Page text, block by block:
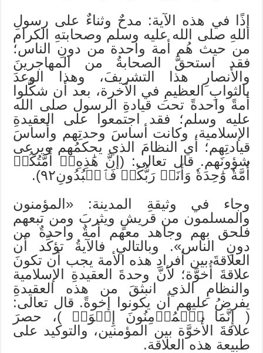
إذًا في هذه الآية: مدحٌ وثناءٌ على رسولِ
اللهِ صلى الله عليه وسلم وصحابتهِ الكرام
من حيث هُم أمة واحدة من دونِ الناس؛
فقد استحقَّ الصحابةُ من المهاجرينَ
والأنصارِ هذا التشريفَ، وهذا الوعدَ
بالثوابِ العظيمِ في الآخرة، بعد أن شكَّلوا
أمةً واحدةً تحت قيادةِ الرسول صلى الله
عليه وسلم؛ فقد اجتمعوا على العقيدةِ
الإسلامية، وكانت أساسَ وحدتِهم وأساسَ
قيادتِهم؛ أي النظامَ الذي يحكمُهم ويرعى
شؤونَهم. قال تعالى: (إنَّ هَٰذِهِۦٓ أُمَّتُكُمۡ
أُمَّةٗ وَٰحِدَةٗ وَأَنَا۠ رَبُّكُمۡ فَٱعۡبُدُونِ٩٢).
وجاء في وثيقةِ المدينة: «المؤمنون
والمسلمون من قريشٍ ويثربَ ومن تبعهم
فلحق بهم وجاهد معهم أمةٌ واحدةٌ من
دونِ الناس». وبالتالي فالآيةُ تؤكِّد أن
العلاقةَ بين أفرادِ هذه الأمة يجب أن تكونَ
علاقةَ أُخوَّة؛ لأنَّ وحدةَ العقيدةِ الإسلامية
والنظامِ الذي انبثقَ من هذه العقيدةِ
يفرضُ عليهم أن يكونوا إخوةً. قال تعالى:
( إِنَّمَا ٱلۡمُؤۡمِنُونَ إِخۡوَةٞ )، حصرَ
علاقةَ الأُخوَّة بين المؤمنين، والتوكيد على
طبيعة هذه العلاقة.